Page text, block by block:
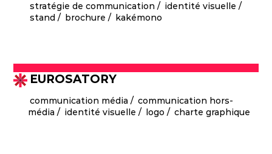
expertises, ses métiers et les bénéfices
apportés par ses solutions.
stratégie de communication
identité visuelle
stand
brochure kakémono
EUROSATORY
communication média
communication hors-
média
identité visuelle logo charte graphique